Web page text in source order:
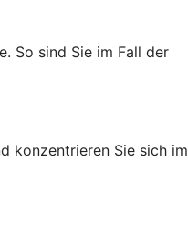
So sind Sie im Fall der
konzentrieren Sie sich im